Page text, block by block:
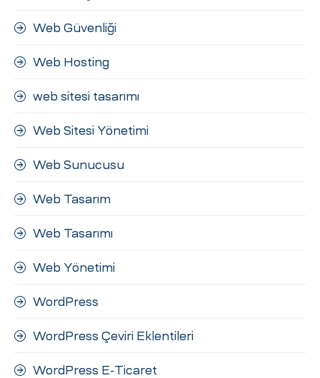
Web Güvenliği
Web Hosting
web sitesi tasarımı
Web Sitesi Yönetimi
Web Sunucusu
Web Tasarım
Web Tasarımı
Web Yönetimi
WordPress
WordPress Çeviri Eklentileri
WordPress E-Ticaret